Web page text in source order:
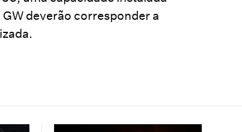
deverão corresponder a